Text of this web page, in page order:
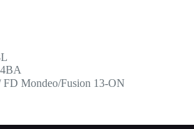
Mondeo/Fusion 13-ON